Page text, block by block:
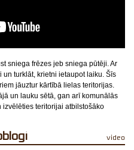
sniega frēzes jeb sniega pūtēji. Ar
un turklāt, krietni ietaupot laiku. Šīs
jāuztur kārtībā lielas teritorijas.
un lauku sētā, gan arī komunālās
teritorijai atbilstošāko
video